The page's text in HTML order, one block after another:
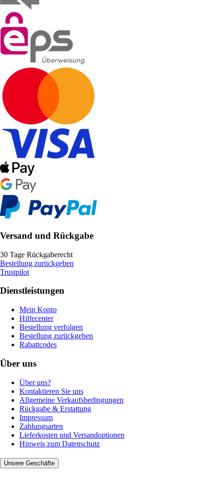
Versand und Rückgabe
30 Tage Rückgaberecht
Bestellung zurückgeben
Trustpilot
Dienstleistungen
Mein Konto
Hilfecenter
Bestellung verfolgen
Bestellung zurückgeben
Rabattcodes
Über uns
Über uns?
Kontaktieren Sie uns
Allgemeine Verkaufsbedingungen
Rückgabe & Erstattung
Impressum
Zahlungsarten
Lieferkosten und Versandoptionen
Hinweis zum Datenschutz
Unsere Geschäfte